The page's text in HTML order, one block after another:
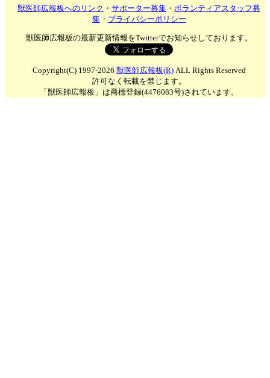
獣医師広報板へのリンク ・サポーター募集 ・ボランティアスタッフ募
集・ プライバシーポリシー
獣医師広報板の最新更新情報をTwitterでお知らせしております。
Copyright(C) 1997-2026 獣医師広報板(R)ALL Rights Reserved
許可なく転載を禁じます。
「獣医師広報板」は商標登録(4476083号)されています。